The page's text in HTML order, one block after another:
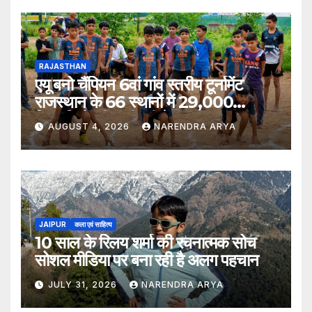
RAJASTHAN
एयू बनो चैंपियन 6वां गांव स्तरीय टूर्नामेंट
राजस्थान के 66 स्थानों में 29,000
खिलाड़ियों की भागीदारी के साथ संपन्न हुआ
AUGUST 4, 2026 NARENDRA ARYA
JAIPUR कला एवं साहित्य
10 साल के रिलय शर्मा की रचनात्मक सोच
सोशल मीडिया पर बना रही है अलग पहचान
JULY 31, 2026 NARENDRA ARYA